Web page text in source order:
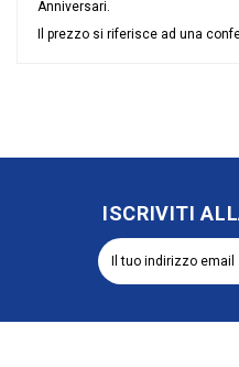
Anniversari.
Il prezzo si riferisce ad una
ISCRIVITI